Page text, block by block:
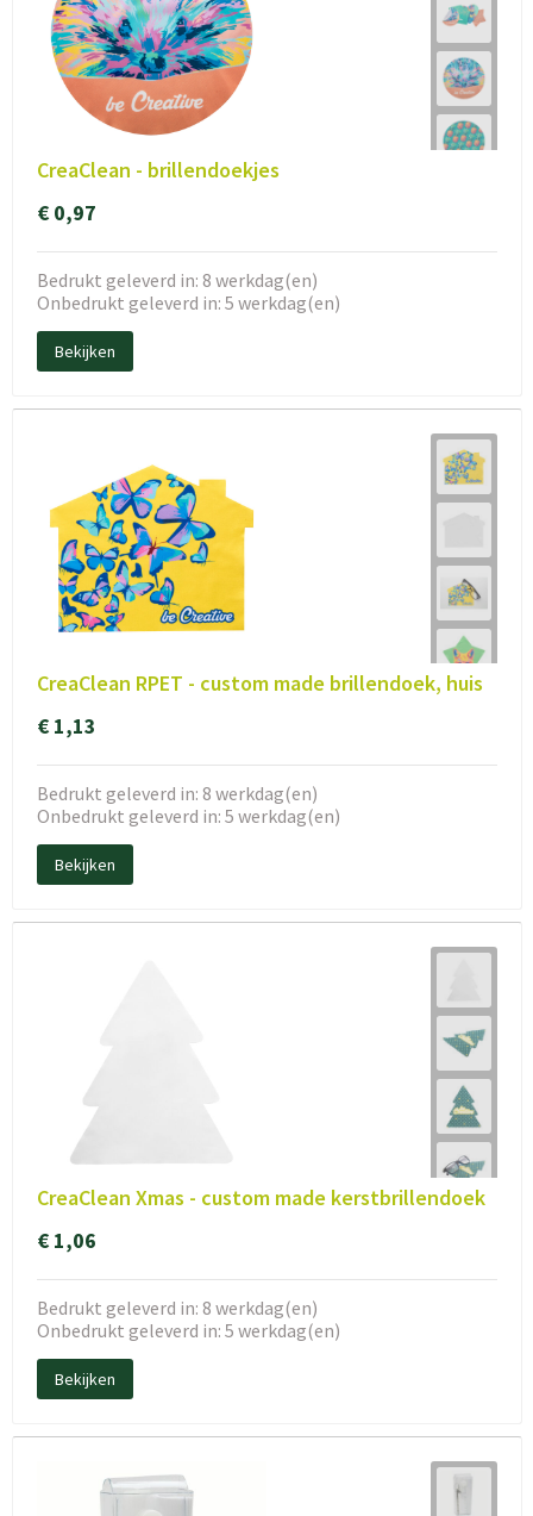
CreaClean - brillendoekjes
€ 0,97
Bedrukt geleverd in: 8 werkdag(en)
Onbedrukt geleverd in: 5 werkdag(en)
Bekijken
CreaClean RPET - custom made brillendoek, huis
€ 1,13
Bedrukt geleverd in: 8 werkdag(en)
Onbedrukt geleverd in: 5 werkdag(en)
Bekijken
CreaClean Xmas - custom made kerstbrillendoek
€ 1,06
Bedrukt geleverd in: 8 werkdag(en)
Onbedrukt geleverd in: 5 werkdag(en)
Bekijken